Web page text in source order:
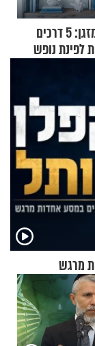
בלי לצאת מהמזגן: 5 דרכים
לפינת נופש
מרגש